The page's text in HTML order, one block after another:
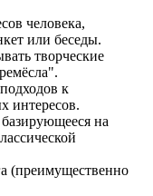
человека,
или беседы.
творческие
к
интересов.
на
(преимущественно